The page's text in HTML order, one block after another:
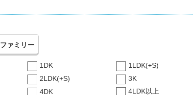
ファミリー
1DK 1LDK(+S)
2LDK(+S) 3K
4DK 4LDK以上